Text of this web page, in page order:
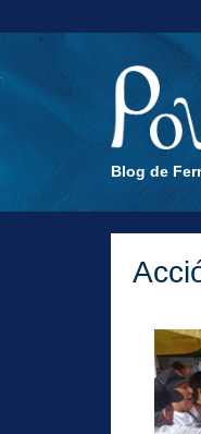
Blog de